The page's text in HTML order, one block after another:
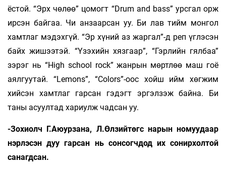
ёстой. “Эрх чөлөө” цомогт “Drum and bass” урсгал орж
ирсэн байгаа. Чи анзаарсан уу. Би лав тийм монгол
хамтлаг мэдэхгүй. “Эр хүний аз жаргал”-д реп үглэсэн
байх жишээтэй. “Үзэхийн хязгаар”, “Гэрлийн гялбаа”
зэрэг нь “High school rock” жанрын мөртлөө маш гоё
аялгуутай. “Lemons”, “Colors”-оос хойш ийм хөгжим
хийсэн хамтлаг гарсан гэдэгт эргэлзэж байна. Би
таны асуултад хариулж чадсан уу.
-Зохиолч Г.Аюурзана, Л.Өлзийтөгс нарын номуудаар
нэрлэсэн дуу гарсан нь сонсогчдод их сонирхолтой
санагдсан.